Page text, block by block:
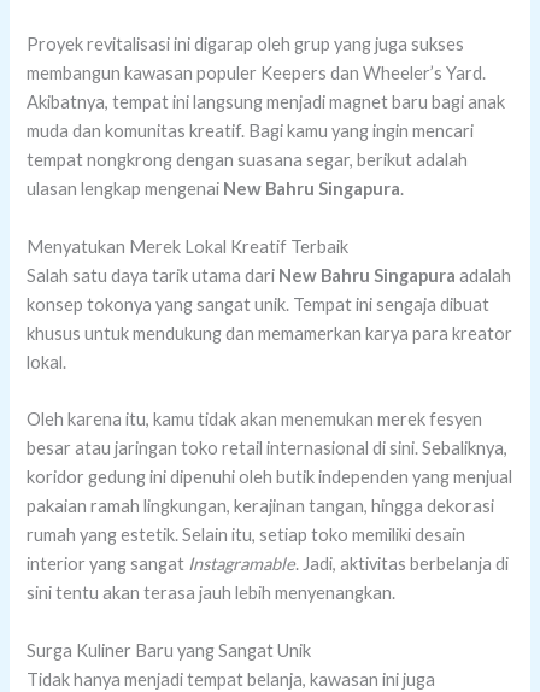
Proyek revitalisasi ini digarap oleh grup yang juga sukses
membangun kawasan populer Keepers dan Wheeler’s Yard.
Akibatnya, tempat ini langsung menjadi magnet baru bagi anak
muda dan komunitas kreatif. Bagi kamu yang ingin mencari
tempat nongkrong dengan suasana segar, berikut adalah
ulasan lengkap mengenai New Bahru Singapura.
Menyatukan Merek Lokal Kreatif Terbaik
Salah satu daya tarik utama dari New Bahru Singapura adalah
konsep tokonya yang sangat unik. Tempat ini sengaja dibuat
khusus untuk mendukung dan memamerkan karya para kreator
lokal.
Oleh karena itu, kamu tidak akan menemukan merek fesyen
besar atau jaringan toko retail internasional di sini. Sebaliknya,
koridor gedung ini dipenuhi oleh butik independen yang menjual
pakaian ramah lingkungan, kerajinan tangan, hingga dekorasi
rumah yang estetik. Selain itu, setiap toko memiliki desain
interior yang sangat Instagramable. Jadi, aktivitas berbelanja di
sini tentu akan terasa jauh lebih menyenangkan.
Surga Kuliner Baru yang Sangat Unik
Tidak hanya menjadi tempat belanja, kawasan ini juga